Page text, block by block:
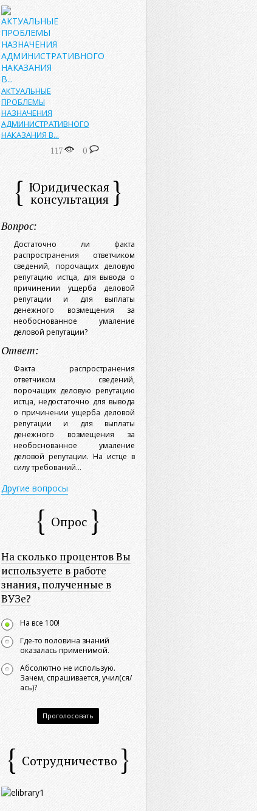
АКТУАЛЬНЫЕ
ПРОБЛЕМЫ
НАЗНАЧЕНИЯ
АДМИНИСТРАТИВНОГО
НАКАЗАНИЯ В...
117 0
Юридическая
консультация
Вопрос:
Достаточно ли факта
распространения ответчиком
сведений, порочащих деловую
репутацию истца, для вывода о
причинении ущерба деловой
репутации и для выплаты
денежного возмещения за
необоснованное умаление
деловой репутации?
Ответ:
Факта распространения
ответчиком сведений,
порочащих деловую репутацию
истца, недостаточно для вывода
о причинении ущерба деловой
репутации и для выплаты
денежного возмещения за
необоснованное умаление
деловой репутации. На истце в
силу требований...
Другие вопросы
Опрос
На сколько процентов Вы
используете в работе
знания, полученные в
ВУЗе?
На все 100!
Где-то половина знаний
оказалась применимой.
Абсолютно не использую.
Зачем, спрашивается, учил(ся/
ась)?
Проголосовать
Сотрудничество